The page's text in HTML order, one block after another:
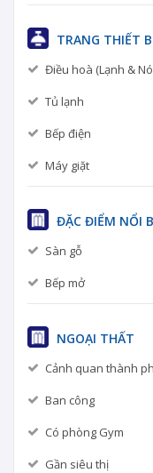
TRANG THIẾT
Điều hoà (Lạnh &
Tủ lạnh
Bếp điện
Máy giặt
ĐẶC ĐIỂM NỔI
Sàn gỗ
Bếp mở
NGOẠI THẤT
Cảnh quan thành
Ban công
Có phòng Gym
Gần siêu thị